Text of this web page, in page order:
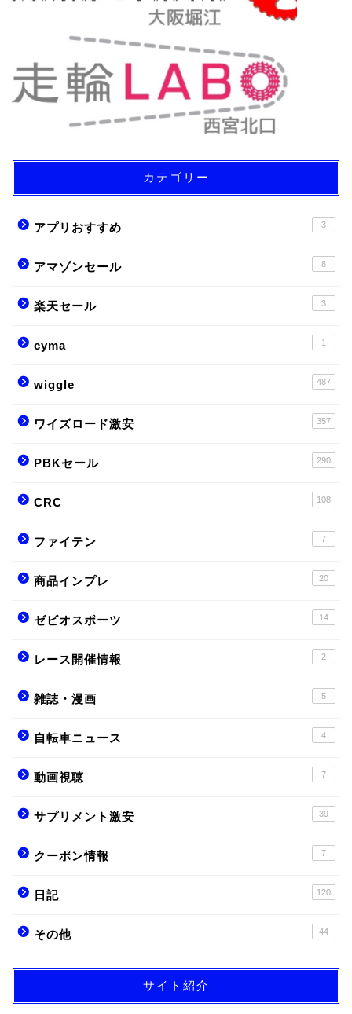
カテゴリー
アプリおすすめ 3
アマゾンセール 8
楽天セール 3
cyma 1
wiggle 487
ワイズロード激安 357
PBKセール 290
CRC 108
ファイテン 7
商品インプレ 20
ゼビオスポーツ 14
レース開催情報 2
雑誌・漫画 5
自転車ニュース 4
動画視聴 7
サプリメント激安 39
クーポン情報 7
日記 120
その他 44
サイト紹介